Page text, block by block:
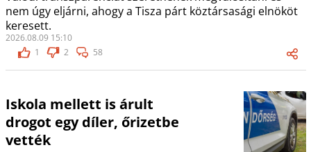
nem úgy eljárni, ahogy a Tisza párt köztársasági elnököt
keresett.
2026.08.09 15:10
1
2 58
Iskola mellett is árult
drogot egy díler, őrizetbe
vették